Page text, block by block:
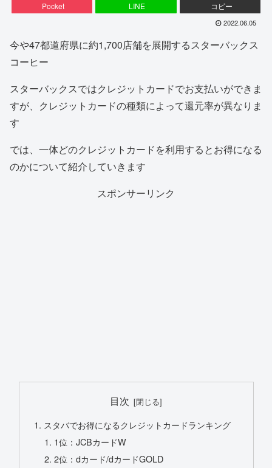
Pocket LINE コピー
2022.06.05
今や47都道府県に約1,700店舗を展開するスターバックス
コーヒー
スターバックスではクレジットカードでお支払いができま
すが、クレジットカードの種類によって還元率が異なりま
す
では、一体どのクレジットカードを利用するとお得になる
のかについて紹介していきます
スポンサーリンク
目次
スタバでお得になるクレジットカードランキング
1位：JCBカードW
2位：dカード/dカードGOLD